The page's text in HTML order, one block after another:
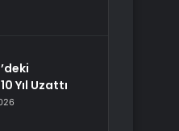
Yıl Uzattı